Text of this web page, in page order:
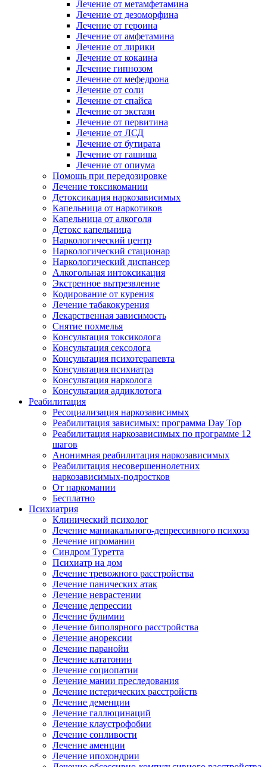
Лечение от метамфетамина
Лечение от дезоморфина
Лечение от героина
Лечение от амфетамина
Лечение от лирики
Лечение от кокаина
Лечение гипнозом
Лечение от мефедрона
Лечение от соли
Лечение от спайса
Лечение от экстази
Лечение от первитина
Лечение от ЛСД
Лечение от бутирата
Лечение от гашиша
Лечение от опиума
Помощь при передозировке
Лечение токсикомании
Детоксикация наркозависимых
Капельница от наркотиков
Капельница от алкоголя
Детокс капельница
Наркологический центр
Наркологический стационар
Наркологический диспансер
Алкогольная интоксикация
Экстренное вытрезвление
Кодирование от курения
Лечение табакокурения
Лекарственная зависимость
Снятие похмелья
Консультация токсиколога
Консультация сексолога
Консультация психотерапевта
Консультация психиатра
Консультация нарколога
Консультация аддиклотога
Реабилитация
Ресоциализация наркозависимых
Реабилитация зависимых: программа Day Top
Реабилитация наркозависимых по программе 12
шагов
Анонимная реабилитация наркозависимых
Реабилитация несовершеннолетних
наркозависимых-подростков
От наркомании
Бесплатно
Психиатрия
Клинический психолог
Лечение маниакального-депрессивного психоза
Лечение игромании
Синдром Туретта
Психиатр на дом
Лечение тревожного расстройства
Лечение панических атак
Лечение неврастении
Лечение депрессии
Лечение булимии
Лечение биполярного расстройства
Лечение анорексии
Лечение паранойи
Лечение кататонии
Лечение социопатии
Лечение мании преследования
Лечение истерических расстройств
Лечение деменции
Лечение галлюцинаций
Лечение клаустрофобии
Лечение сонливости
Лечение аменции
Лечение ипохондрии